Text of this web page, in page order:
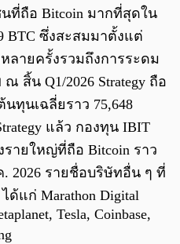
ที่ถือ Bitcoin มากที่สุดใน
BTC ซึ่งสะสมมาตั้งแต่
ลายครั้งรวมถึงการระดม
สิ้น Q1/2026 Strategy ถือ
นทุนเฉลี่ยราว 75,648
แล้ว กองทุน IBIT
รายใหญ่ที่ถือ Bitcoin ราว
2026 รายชื่อบริษัทอื่น ๆ ที่
แก่ Marathon Digital
Tesla, Coinbase,